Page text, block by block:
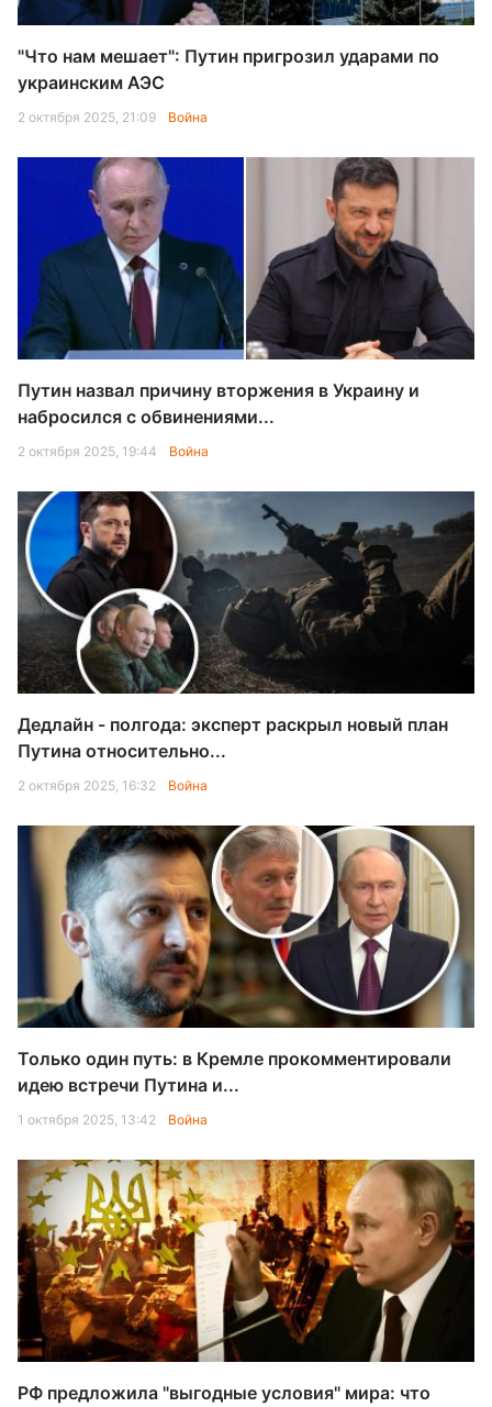
"Что нам мешает": Путин пригрозил ударами по
украинским АЭС
2 октября 2025, 21:09 Война
Путин назвал причину вторжения в Украину и
набросился с обвинениями...
2 октября 2025, 19:44 Война
Дедлайн - полгода: эксперт раскрыл новый план
Путина относительно...
2 октября 2025, 16:32 Война
Только один путь: в Кремле прокомментировали
идею встречи Путина и...
1 октября 2025, 13:42 Война
РФ предложила "выгодные условия" мира: что